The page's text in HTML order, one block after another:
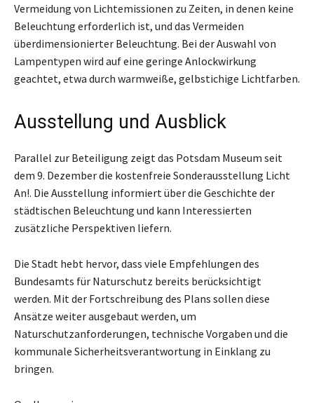
Vermeidung von Lichtemissionen zu Zeiten, in denen keine
Beleuchtung erforderlich ist, und das Vermeiden
überdimensionierter Beleuchtung. Bei der Auswahl von
Lampentypen wird auf eine geringe Anlockwirkung
geachtet, etwa durch warmweiße, gelbstichige Lichtfarben.
Ausstellung und Ausblick
Parallel zur Beteiligung zeigt das Potsdam Museum seit
dem 9. Dezember die kostenfreie Sonderausstellung Licht
An!. Die Ausstellung informiert über die Geschichte der
städtischen Beleuchtung und kann Interessierten
zusätzliche Perspektiven liefern.
Die Stadt hebt hervor, dass viele Empfehlungen des
Bundesamts für Naturschutz bereits berücksichtigt
werden. Mit der Fortschreibung des Plans sollen diese
Ansätze weiter ausgebaut werden, um
Naturschutzanforderungen, technische Vorgaben und die
kommunale Sicherheitsverantwortung in Einklang zu
bringen.